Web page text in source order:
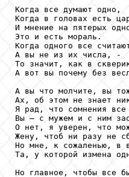
Когда все думают одно,
Когда в головах есть
И мнение на пятерых
Это и есть мораль.
Когда одного все
А вы не из их числа, -
То значит, как в
А вот вы почему без
А вы что молчите, вы
Ах, об этом не знает
Я рад, что сомнения все
Вы – с мужем и с ним
О нет, я уверен, что
Жену, чтоб ни разу не
Но мне, к сожаленью, в
Та, у которой измена
Но главное, чтобы все